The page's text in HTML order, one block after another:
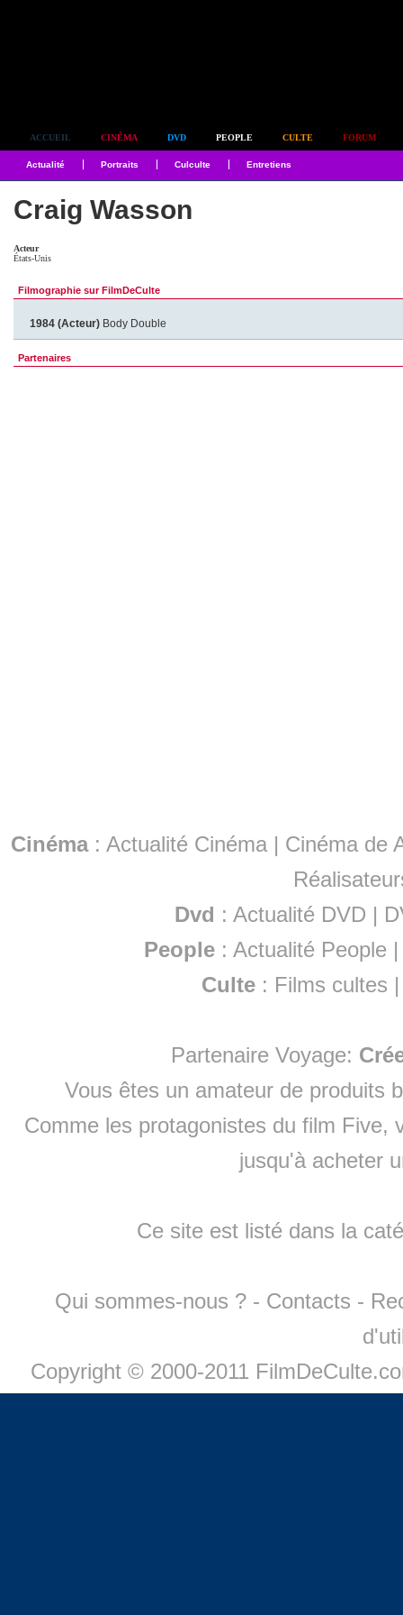
ACCUEIL CINÉMA DVD PEOPLE CULTE FORUM
Actualité Portraits Culculte Entretiens
Craig Wasson
Acteur
États-Unis
Filmographie sur FilmDeCulte
1984 (Acteur) Body Double
Partenaires
Cinéma: Actualité Cinéma | Cinéma de
Dvd : Actualité DVD |
People :Actualité People
Culte : Films cultes
Partenaire Voyage:
Vous êtes un amateur de produits
Comme les protagonistes du film Five,
jusqu'à acheter
Ce site est listé dans la
Qui sommes-nous ? - Contacts -
Copyright © 2000-2011